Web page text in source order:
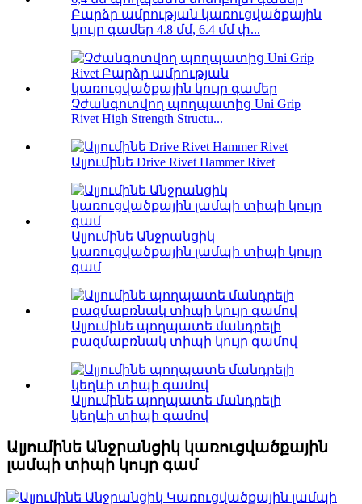
Բարձր ամրության կառուցվածքային
կույր գամեր 4.8 մմ, 6.4 մմ փ...
Չժանգոտվող պողպատից Uni Grip
Rivet High Strength Structu...
Ալյումինե Drive Rivet Hammer Rivet
Ալյումինե Անջրանցիկ
կառուցվածքային լամպի տիպի կույր
գամ
Ալյումինե պողպատե մանդրելի
բազմաբռնակ տիպի կույր գամով
Ալյումինե պողպատե մանդրելի
կեղևի տիպի գամով
Ալյումինե Անջրանցիկ կառուցվածքային
լամպի տիպի կույր գամ